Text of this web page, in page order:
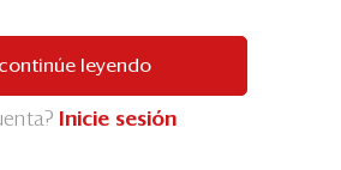
leyendo
Inicie sesión